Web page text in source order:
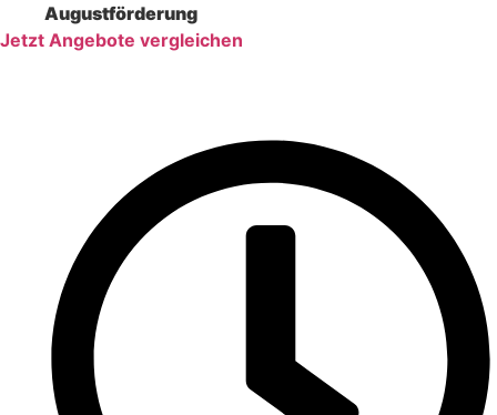
Augustförderung
Jetzt Angebote vergleichen